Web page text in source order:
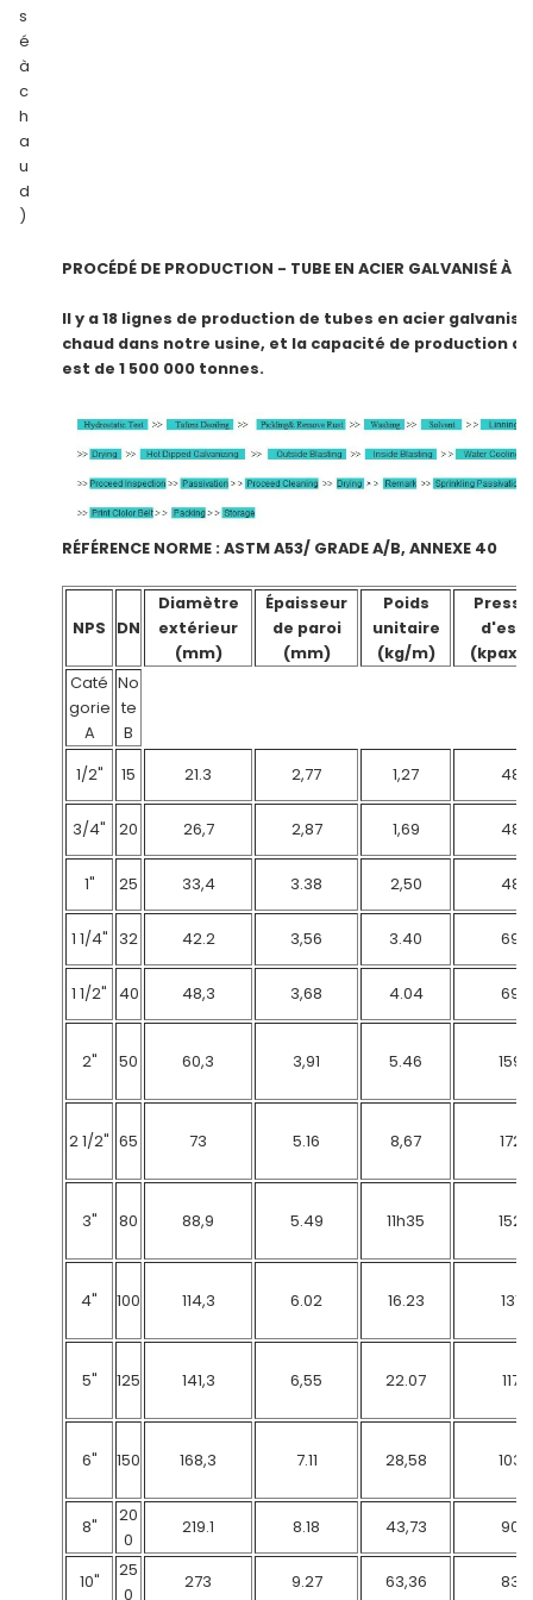
s
é
à
c
h
a
u
d
)
PROCÉDÉ DE PRODUCTION - TUBE EN ACIER GALVANISÉ À
Il y a 18 lignes de production de tubes en acier
chaud dans notre usine, et la capacité de production
est de 1 500 000 tonnes.
RÉFÉRENCE NORME : ASTM A53/ GRADE A/B, ANNEXE 40
NPS DN
Diamètre
extérieur
(mm)
Épaisseur
de paroi
(mm)
Poids
unitaire
(kg/m)
Caté
gorie
A
No
te
B
1/2"
15 21.3 2,77 1,27 48
3/4" 20 26,7 2,87 1,69 48
1" 25 33,4 3.38 2,50 48
1 1/4" 32 42.2 3,56 3.40 69
1 1/2" 40 48,3 3,68 4.04 69
2" 50 60,3 3,91 5.46 159
2 1/2" 65 73 5.16 8,67 172
3" 80 88,9 5.49 11h35 152
4" 100 114,3 6.02 16.23 131
5" 125 141,3 6,55 22.07 117
6" 150 168,3 7.11 28,58 103
8"
20
0
219.1 8.18 43,73 90
10"
25
0
273 9.27 63,36 83